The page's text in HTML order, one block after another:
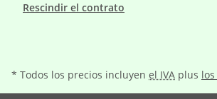
Rescindir el contrato
* Todos los precios incluyen el IVA plus